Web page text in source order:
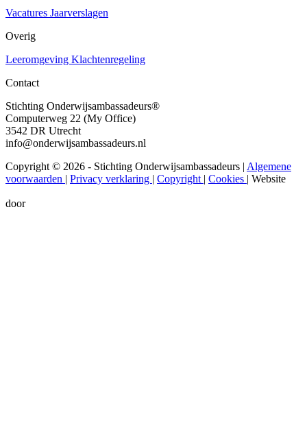
Vacatures Jaarverslagen
Overig
Leeromgeving Klachtenregeling
Contact
Stichting Onderwijsambassadeurs®
Computerweg 22 (My Office)
3542 DR Utrecht
info@onderwijsambassadeurs.nl
Copyright © 2026 - Stichting Onderwijsambassadeurs | Algemene
voorwaarden | Privacy verklaring | Copyright | Cookies | Website
door